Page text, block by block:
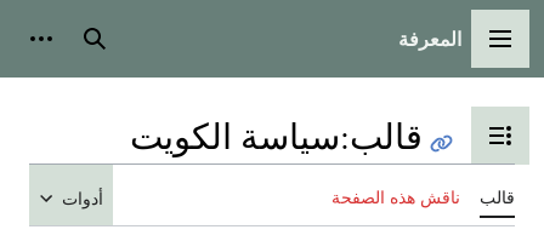
القائمة الرئيسية
المعرفة بحث
تبديل عرض جدول المحتويات
قالب:سياسة الكويت
قالب ناقش هذه الصفحة أدوات